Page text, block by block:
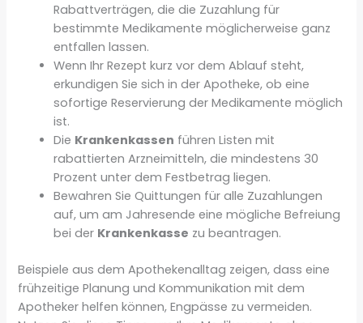
Rabattverträgen, die die Zuzahlung für
bestimmte Medikamente möglicherweise ganz
entfallen lassen.
Wenn Ihr Rezept kurz vor dem Ablauf steht,
erkundigen Sie sich in der Apotheke, ob eine
sofortige Reservierung der Medikamente möglich
ist.
Die Krankenkassen führen Listen mit
rabattierten Arzneimitteln, die mindestens 30
Prozent unter dem Festbetrag liegen.
Bewahren Sie Quittungen für alle Zuzahlungen
auf, um am Jahresende eine mögliche Befreiung
bei der Krankenkasse zu beantragen.
Beispiele aus dem Apothekenalltag zeigen, dass eine
frühzeitige Planung und Kommunikation mit dem
Apotheker helfen können, Engpässe zu vermeiden.